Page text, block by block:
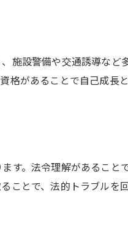
施設警備や交通誘導など
格があることで自己成長
す。法令理解があること
ことで、法的トラブルを